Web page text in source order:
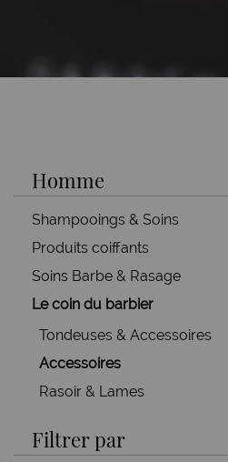
Homme
Shampooings & Soins
Produits coiffants
Soins Barbe & Rasage
Le coin du barbier
Tondeuses & Accessoires
Accessoires
Rasoir & Lames
Filtrer par